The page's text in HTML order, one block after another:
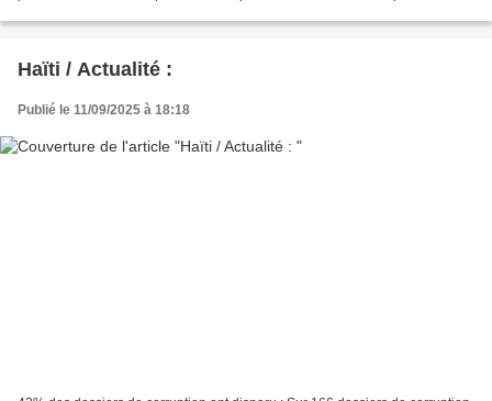
Haïti / Actualité :
Publié le 11/09/2025 à 18:18